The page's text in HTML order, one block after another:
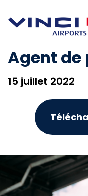
Agent de
15 juillet 2022